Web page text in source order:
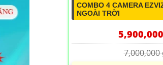
COMBO 4 CAMERA
NGOÀI TRỜI
7,000,000